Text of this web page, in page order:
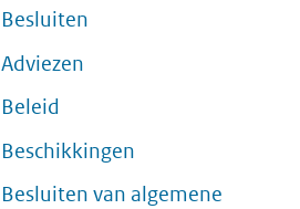
Besluiten
Adviezen
Beleid
Beschikkingen
Besluiten van algemene